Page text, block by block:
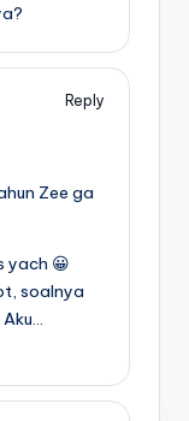
Reply
Zee ga
yach 😀
soalnya